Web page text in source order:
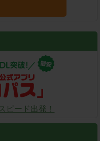
ピード出発！